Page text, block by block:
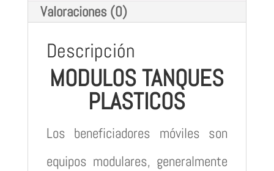
Valoraciones (0)
Descripción
MODULOS TANQUES
PLASTICOS
Los beneficiadores móviles son
equipos modulares, generalmente